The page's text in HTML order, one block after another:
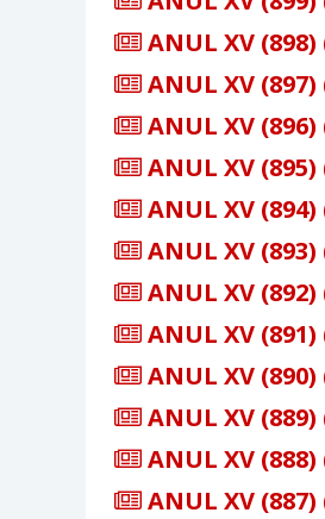
ANUL XV
ANUL XV
ANUL XV
ANUL XV
ANUL XV
ANUL XV
ANUL XV
ANUL XV
ANUL XV
ANUL XV
ANUL XV
ANUL XV